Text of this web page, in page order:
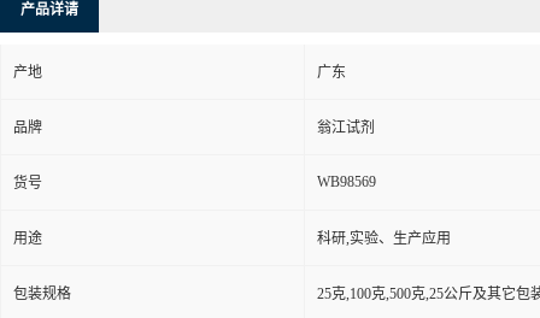
产品详请
产地 广东
品牌 翁江试剂
货号 WB98569
用途 科研,实验、生产应用
包装规格 25克,100克,500克,25公斤及其它包